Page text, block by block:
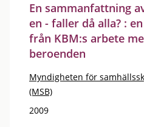
En sammanfattning
en - faller då alla? :
från KBM:s arbete
beroenden
Myndigheten för
(MSB)
2009